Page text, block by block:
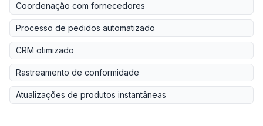
Coordenação com fornecedores
Processo de pedidos automatizado
CRM otimizado
Rastreamento de conformidade
Atualizações de produtos instantâneas